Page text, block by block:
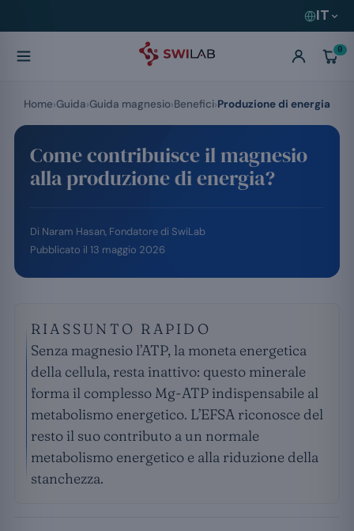
IT
0
Come contribuisce il magnesio
alla produzione di energia?
Di Naram Hasan, Fondatore di SwiLab
Pubblicato il 13 maggio 2026
RIASSUNTO RAPIDO
Senza magnesio l’ATP, la moneta energetica
della cellula, resta inattivo: questo minerale
forma il complesso Mg-ATP indispensabile al
metabolismo energetico. L’EFSA riconosce del
resto il suo contributo a un normale
metabolismo energetico e alla riduzione della
stanchezza.
Home Guida Guida magnesio Benefici Produzione di energia